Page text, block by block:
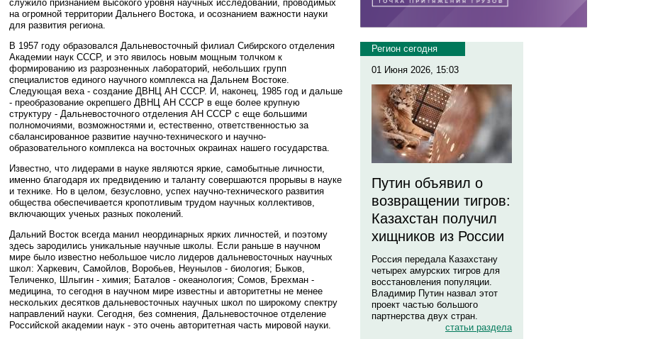
служило признанием высокого уровня научных исследований, проводимых
на огромной территории Дальнего Востока, и осознанием важности науки
для развития региона.
В 1957 году образовался Дальневосточный филиал Сибирского отделения
Академии наук СССР, и это явилось новым мощным толчком к
формированию из разрозненных лабораторий, небольших групп
специалистов единого научного комплекса на Дальнем Востоке.
Следующая веха - создание ДВНЦ АН СССР. И, наконец, 1985 год и дальше
- преобразование окрепшего ДВНЦ АН СССР в еще более крупную
структуру - Дальневосточного отделения АН СССР с еще большими
полномочиями, возможностями и, естественно, ответственностью за
сбалансированное развитие научно-технического и научно-
образовательного комплекса на восточных окраинах нашего государства.
Известно, что лидерами в науке являются яркие, самобытные личности,
именно благодаря их предвидению и таланту совершаются прорывы в науке
и технике. Но в целом, безусловно, успех научно-технического развития
общества обеспечивается кропотливым трудом научных коллективов,
включающих ученых разных поколений.
Дальний Восток всегда манил неординарных ярких личностей, и поэтому
здесь зародились уникальные научные школы. Если раньше в научном
мире было известно небольшое число лидеров дальневосточных научных
школ: Харкевич, Самойлов, Воробьев, Неунылов - биология; Быков,
Теличенко, Шлыгин - химия; Баталов - океанология; Сомов, Брехман -
медицина, то сегодня в научном мире известны и авторитетны не менее
нескольких десятков дальневосточных научных школ по широкому спектру
направлений науки. Сегодня, без сомнения, Дальневосточное отделение
Российской академии наук - это очень авторитетная часть мировой науки.
Регион сегодня
01 Июня 2026, 15:03
Путин объявил о
возвращении тигров:
Казахстан получил
хищников из России
Россия передала Казахстану
четырех амурских тигров для
восстановления популяции.
Владимир Путин назвал этот
проект частью большого
партнерства двух стран.
статьи раздела